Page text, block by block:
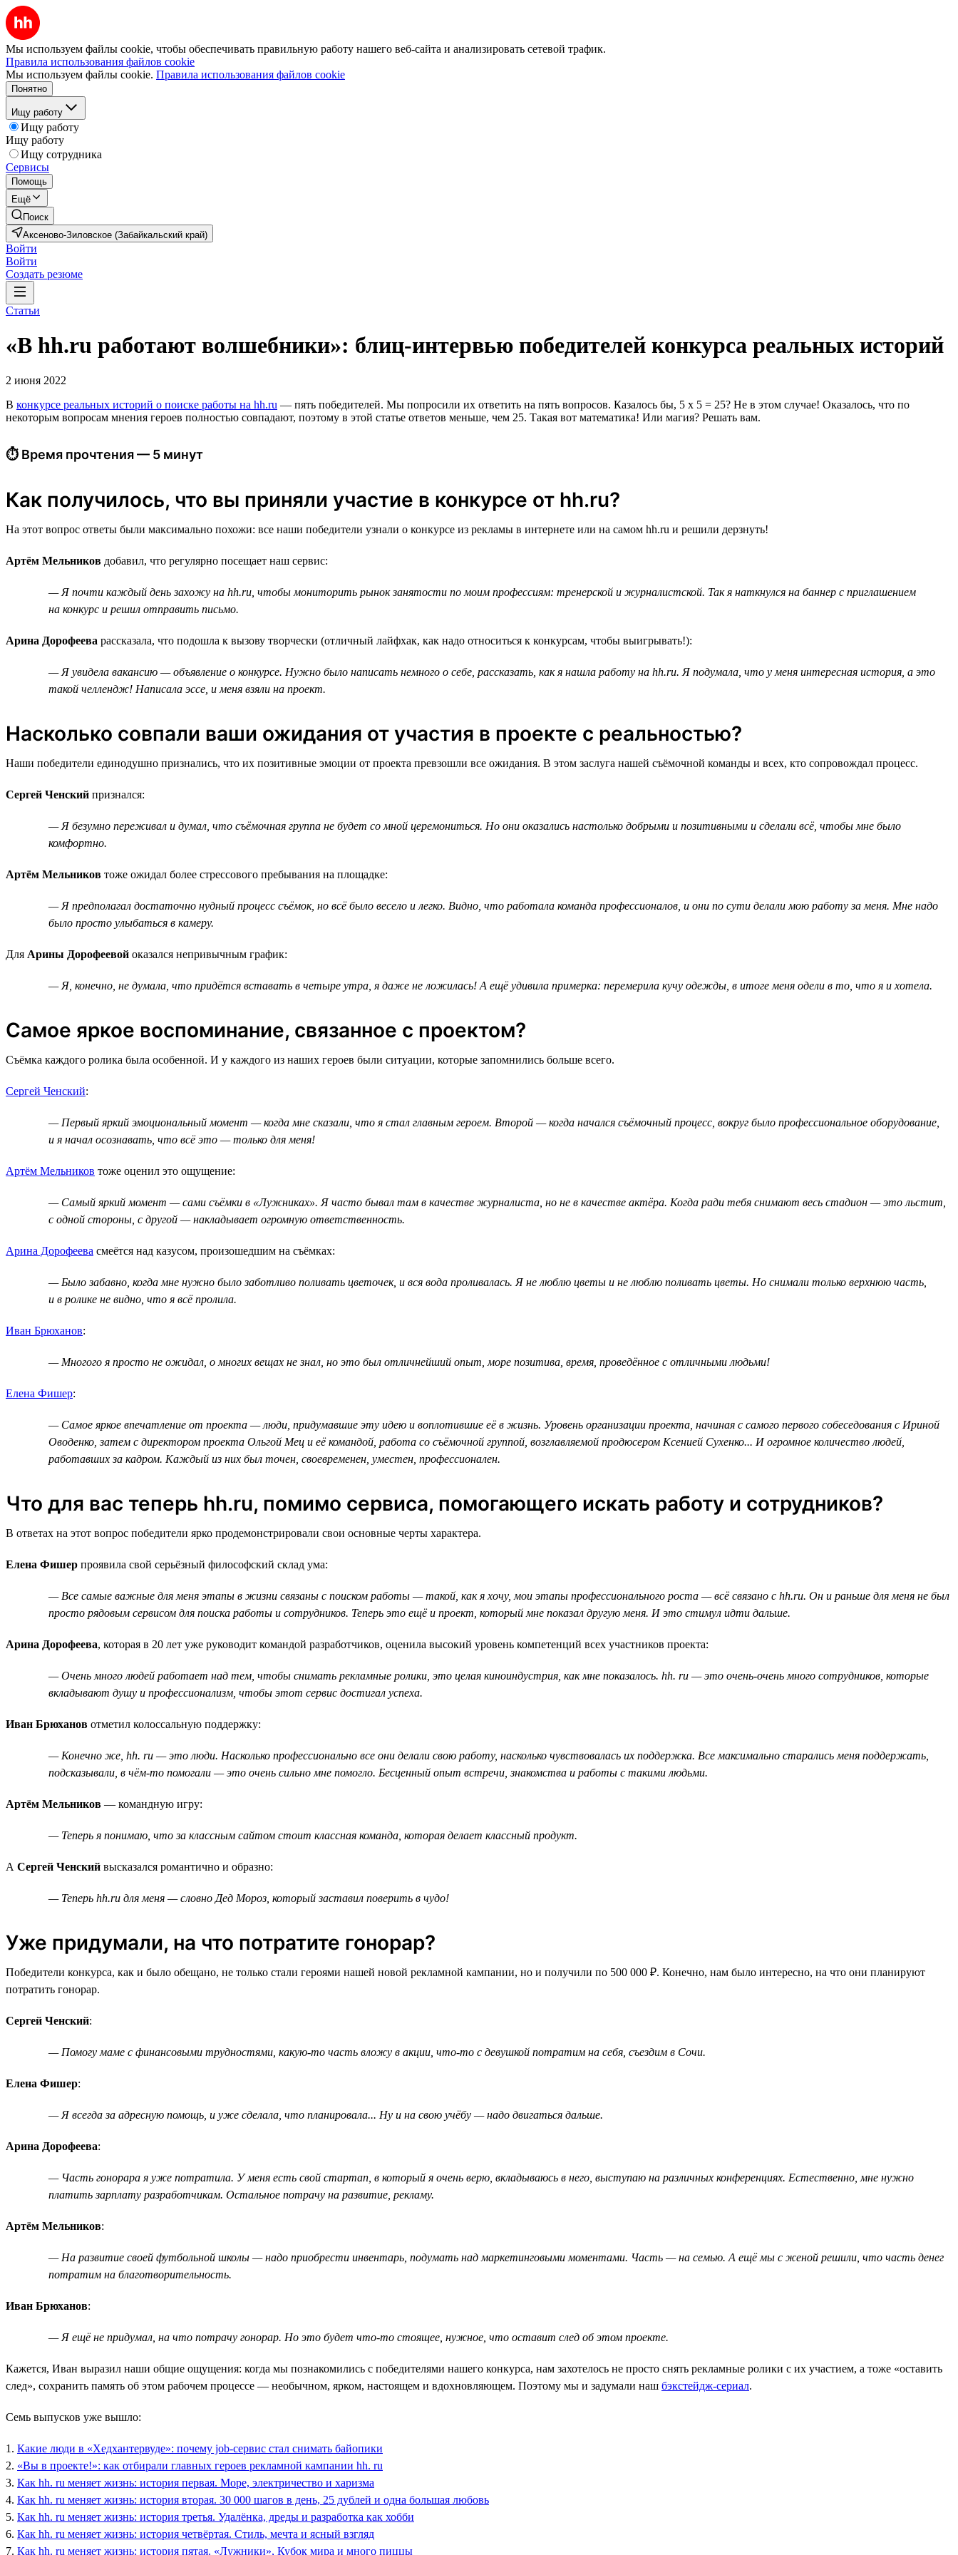
Мы используем файлы cookie, чтобы обеспечивать правильную работу нашего веб-сайта и анализировать сетевой трафик.
Правила использования файлов cookie
Мы используем файлы cookie. Правила использования файлов cookie
Понятно
Ищу работу
Ищу работу
Ищу работу
Ищу сотрудника
Сервисы
Помощь
Ещё
Поиск
Аксеново-Зиловское (Забайкальский край)
Войти
Войти
Создать резюме
Статьи
«В hh.ru работают волшебники»: блиц-интервью победителей конкурса реальных историй
2 июня 2022
В конкурсе реальных историй о поиске работы на hh.ru — пять победителей. Мы попросили их ответить на пять вопросов. Казалось бы, 5 х 5 = 25? Не в этом случае! Оказалось, что по
некоторым вопросам мнения героев полностью совпадают, поэтому в этой статье ответов меньше, чем 25. Такая вот математика! Или магия? Решать вам.
⏱ Время прочтения — 5 минут
Как получилось, что вы приняли участие в конкурсе от hh.ru?
На этот вопрос ответы были максимально похожи: все наши победители узнали о конкурсе из рекламы в интернете или на самом hh.ru и решили дерзнуть!
Артём Мельников добавил, что регулярно посещает наш сервис:
— Я почти каждый день захожу на hh.ru, чтобы мониторить рынок занятости по моим профессиям: тренерской и журналистской. Так я наткнулся на баннер с приглашением
на конкурс и решил отправить письмо.
Арина Дорофеева рассказала, что подошла к вызову творчески (отличный лайфхак, как надо относиться к конкурсам, чтобы выигрывать!):
— Я увидела вакансию — объявление о конкурсе. Нужно было написать немного о себе, рассказать, как я нашла работу на hh.ru. Я подумала, что у меня интересная история, а это
такой челлендж! Написала эссе, и меня взяли на проект.
Насколько совпали ваши ожидания от участия в проекте с реальностью?
Наши победители единодушно признались, что их позитивные эмоции от проекта превзошли все ожидания. В этом заслуга нашей съёмочной команды и всех, кто сопровождал процесс.
Сергей Ченский признался:
— Я безумно переживал и думал, что съёмочная группа не будет со мной церемониться. Но они оказались настолько добрыми и позитивными и сделали всё, чтобы мне было
комфортно.
Артём Мельников тоже ожидал более стрессового пребывания на площадке:
— Я предполагал достаточно нудный процесс съёмок, но всё было весело и легко. Видно, что работала команда профессионалов, и они по сути делали мою работу за меня. Мне надо
было просто улыбаться в камеру.
Для Арины Дорофеевой оказался непривычным график:
— Я, конечно, не думала, что придётся вставать в четыре утра, я даже не ложилась! А ещё удивила примерка: перемерила кучу одежды, в итоге меня одели в то, что я и хотела.
Самое яркое воспоминание, связанное с проектом?
Съёмка каждого ролика была особенной. И у каждого из наших героев были ситуации, которые запомнились больше всего.
Сергей Ченский:
— Первый яркий эмоциональный момент — когда мне сказали, что я стал главным героем. Второй — когда начался съёмочный процесс, вокруг было профессиональное оборудование,
и я начал осознавать, что всё это — только для меня!
Артём Мельников тоже оценил это ощущение:
— Самый яркий момент — сами съёмки в «Лужниках». Я часто бывал там в качестве журналиста, но не в качестве актёра. Когда ради тебя снимают весь стадион — это льстит,
с одной стороны, с другой — накладывает огромную ответственность.
Арина Дорофеева смеётся над казусом, произошедшим на съёмках:
— Было забавно, когда мне нужно было заботливо поливать цветочек, и вся вода проливалась. Я не люблю цветы и не люблю поливать цветы. Но снимали только верхнюю часть,
и в ролике не видно, что я всё пролила.
Иван Брюханов:
— Многого я просто не ожидал, о многих вещах не знал, но это был отличнейший опыт, море позитива, время, проведённое с отличными людьми!
Елена Фишер:
— Самое яркое впечатление от проекта — люди, придумавшие эту идею и воплотившие её в жизнь. Уровень организации проекта, начиная с самого первого собеседования с Ириной
Оводенко, затем с директором проекта Ольгой Мец и её командой, работа со съёмочной группой, возглавляемой продюсером Ксенией Сухенко... И огромное количество людей,
работавших за кадром. Каждый из них был точен, своевременен, уместен, профессионален.
Что для вас теперь hh.ru, помимо сервиса, помогающего искать работу и сотрудников?
В ответах на этот вопрос победители ярко продемонстрировали свои основные черты характера.
Елена Фишер проявила свой серьёзный философский склад ума:
— Все самые важные для меня этапы в жизни связаны с поиском работы — такой, как я хочу, мои этапы профессионального роста — всё связано с hh.ru. Он и раньше для меня не был
просто рядовым сервисом для поиска работы и сотрудников. Теперь это ещё и проект, который мне показал другую меня. И это стимул идти дальше.
Арина Дорофеева, которая в 20 лет уже руководит командой разработчиков, оценила высокий уровень компетенций всех участников проекта:
— Очень много людей работает над тем, чтобы снимать рекламные ролики, это целая киноиндустрия, как мне показалось. hh. ru — это очень-очень много сотрудников, которые
вкладывают душу и профессионализм, чтобы этот сервис достигал успеха.
Иван Брюханов отметил колоссальную поддержку:
— Конечно же, hh. ru — это люди. Насколько профессионально все они делали свою работу, насколько чувствовалась их поддержка. Все максимально старались меня поддержать,
подсказывали, в чём-то помогали — это очень сильно мне помогло. Бесценный опыт встречи, знакомства и работы с такими людьми.
Артём Мельников — командную игру:
— Теперь я понимаю, что за классным сайтом стоит классная команда, которая делает классный продукт.
А Сергей Ченский высказался романтично и образно:
— Теперь hh.ru для меня — словно Дед Мороз, который заставил поверить в чудо!
Уже придумали, на что потратите гонорар?
Победители конкурса, как и было обещано, не только стали героями нашей новой рекламной кампании, но и получили по 500 000 ₽. Конечно, нам было интересно, на что они планируют
потратить гонорар.
Сергей Ченский:
— Помогу маме с финансовыми трудностями, какую-то часть вложу в акции, что-то с девушкой потратим на себя, съездим в Сочи.
Елена Фишер:
— Я всегда за адресную помощь, и уже сделала, что планировала... Ну и на свою учёбу — надо двигаться дальше.
Арина Дорофеева:
— Часть гонорара я уже потратила. У меня есть свой стартап, в который я очень верю, вкладываюсь в него, выступаю на различных конференциях. Естественно, мне нужно
платить зарплату разработчикам. Остальное потрачу на развитие, рекламу.
Артём Мельников:
— На развитие своей футбольной школы — надо приобрести инвентарь, подумать над маркетинговыми моментами. Часть — на семью. А ещё мы с женой решили, что часть денег
потратим на благотворительность.
Иван Брюханов:
— Я ещё не придумал, на что потрачу гонорар. Но это будет что-то стоящее, нужное, что оставит след об этом проекте.
Кажется, Иван выразил наши общие ощущения: когда мы познакомились с победителями нашего конкурса, нам захотелось не просто снять рекламные ролики с их участием, а тоже «оставить
след», сохранить память об этом рабочем процессе — необычном, ярком, настоящем и вдохновляющем. Поэтому мы и задумали наш бэкстейдж-сериал.
Семь выпусков уже вышло:
1. Какие люди в «Хедхантервуде»: почему job-сервис стал снимать байопики
2. «Вы в проекте!»: как отбирали главных героев рекламной кампании hh. ru
3. Как hh. ru меняет жизнь: история первая. Море, электричество и харизма
4. Как hh. ru меняет жизнь: история вторая. 30 000 шагов в день, 25 дублей и одна большая любовь
5. Как hh. ru меняет жизнь: история третья. Удалёнка, дреды и разработка как хобби
6. Как hh. ru меняет жизнь: история четвёртая. Стиль, мечта и ясный взгляд
7. Как hh. ru меняет жизнь: история пятая. «Лужники», Кубок мира и много пиццы